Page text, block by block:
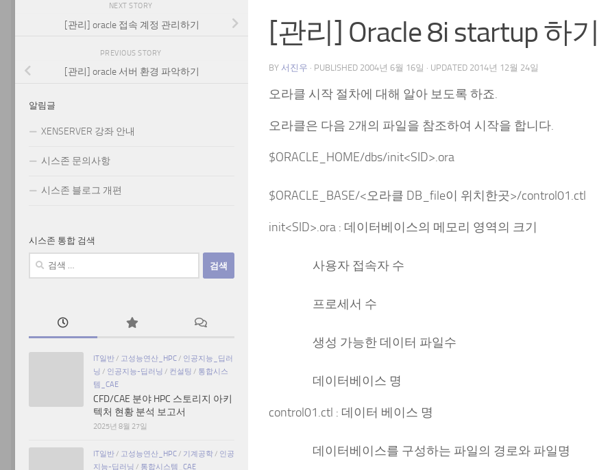
[관리] Oracle 8i startup 하기
BY 서진우 · PUBLISHED 2004년 6월 16일 · UPDATED 2014년 12월 24일
오라클 시작 절차에 대해 알아 보도록 하죠.
오라클은 다음 2개의 파일을 참조하여 시작을 합니다.
$ORACLE_HOME/dbs/init<SID>.ora
$ORACLE_BASE/<오라클 DB_file이 위치한곳>/control01.ctl
init<SID>.ora : 데이터베이스의 메모리 영역의 크기
사용자 접속자 수
프로세서 수
생성 가능한 데이터 파일수
데이터베이스 명
control01.ctl : 데이터 베이스 명
데이터베이스를 구성하는 파일의 경로와 파일명
NEXT STORY
[관리] oracle 접속 계정 관리하기
PREVIOUS STORY
[관리] oracle 서버 환경 파악하기
알림글
XENSERVER 강좌 안내
시스존 문의사항
시스존 블로그 개편
시스존 통합 검색
검
IT일반/ 고성능연산_HPC/ 인공지능_딥러
닝 / 인공지능-딥러닝 / 컨설팅 / 통합시스
템_CAE
CFD/CAE 분야 HPC 스토리지 아키
텍처 현황 분석 보고서
2025년 8월 27일
IT일반/ 고성능연산_HPC/ 기계공학/ 인공
지능-딥러닝 / 통합시스템_CAE